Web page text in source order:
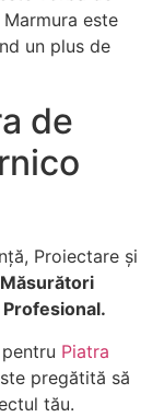
este
un plus de
de
Proiectare și
Măsurători
pentru Piatra
pregătită să
tău.